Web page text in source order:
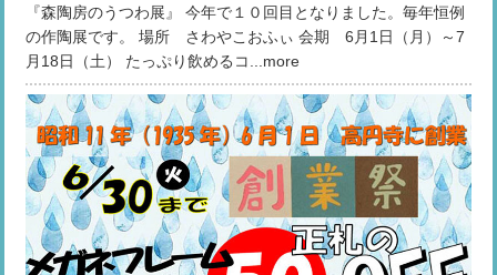
『森陶房のうつわ展』 今年で１０回目となりました。毎年恒例
の作陶展です。 場所 さわやこおふぃ 会期 6月1日（月）～7
月18日（土） たっぷり飲めるコ...more